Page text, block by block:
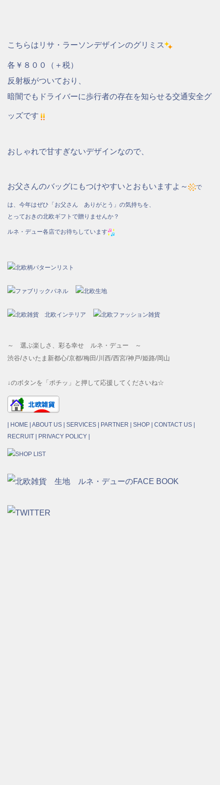
こちらはリサ・ラーソンデザインのグリミス
各￥８００（＋税）
反射板がついており、
暗闇でもドライバーに歩行者の存在を知らせる交通安全グ
ッズです
おしゃれで甘すぎないデザインなので、
お父さんのバッグにもつけやすいとおもいますよ～ で
は、今年はぜひ「お父さん ありがとう」の気持ちを、
とっておきの北欧ギフトで贈りませんか？
ルネ・デュー各店でお待ちしています
～ 選ぶ楽しさ、彩る幸せ ルネ・デュー ～
渋谷/さいたま新都心/京都/梅田/川西/西宮/神戸/姫路/岡山
↓のボタンを「ポチッ」と押して応援してくださいね☆
HOME ABOUT US SERVICES PARTNER SHOP CONTACT US
RECRUIT
PRIVACY POLICY